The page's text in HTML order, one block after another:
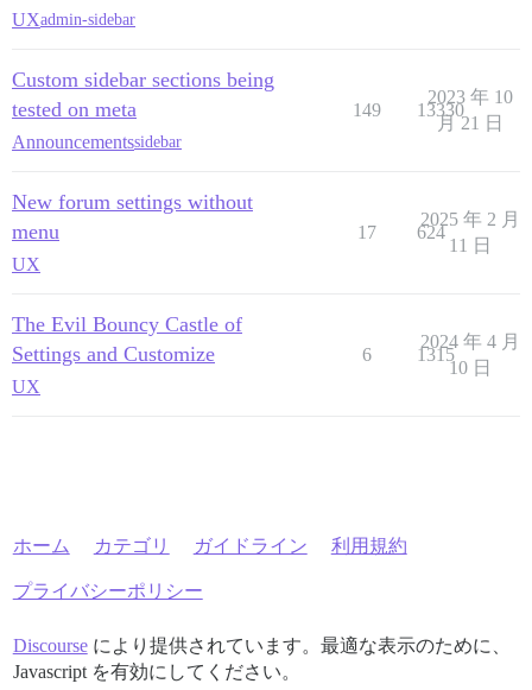
UXadmin-sidebar
Custom sidebar sections being
tested on meta
Announcementssidebar
149 13330
2023 年 10
月 21 日
New forum settings without
menu
UX
17 624
2025 年 2 月
11 日
The Evil Bouncy Castle of
Settings and Customize
UX
6 1315
2024 年 4 月
10 日
ホーム カテゴリ ガイドライン 利用規約
プライバシーポリシー
Discourseにより提供されています。最適な表示のために、
Javascript を有効にしてください。